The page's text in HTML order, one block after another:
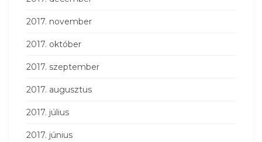
2017. november
2017. október
2017. szeptember
2017. augusztus
2017. július
2017. június